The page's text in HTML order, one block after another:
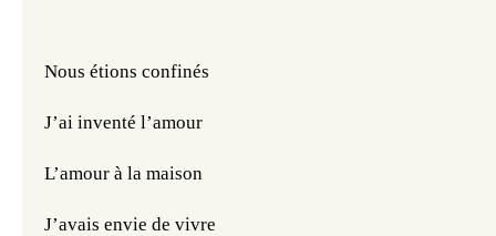
Nous étions confinés
J’ai inventé l’amour
L’amour à la maison
J’avais envie de vivre